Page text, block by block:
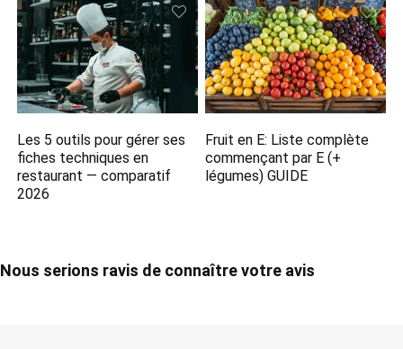
Les 5 outils pour gérer ses
fiches techniques en
restaurant — comparatif
2026
Fruit en E: Liste complète
commençant par E (+
légumes) GUIDE
Nous serions ravis de connaître votre avis